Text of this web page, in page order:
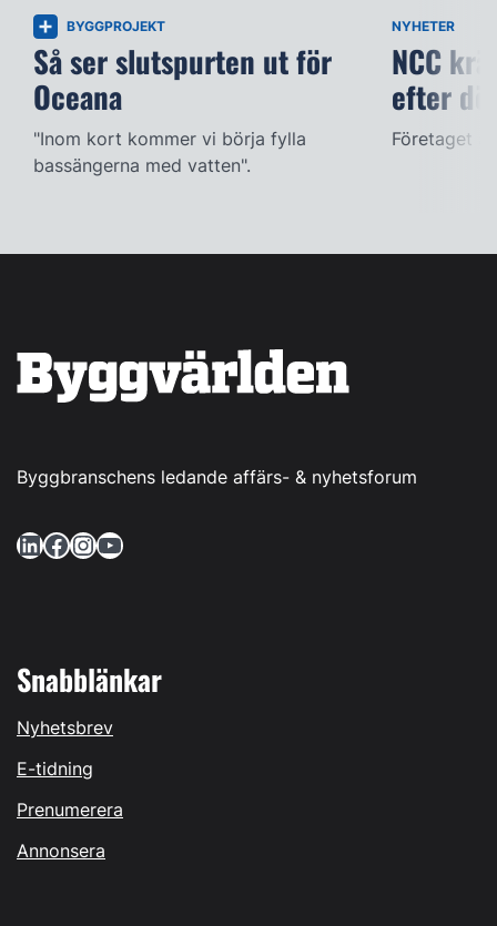
BYGGPROJEKT
Så ser slutspurten ut för
Oceana
"Inom kort kommer vi börja fylla
bassängerna med vatten".
NYHETER
NCC
efter
Företaget
Byggbranschens ledande affärs- & nyhetsforum
LinkedIn Facebook InstagramYouTube
Snabblänkar
Nyhetsbrev
E-tidning
Prenumerera
Annonsera